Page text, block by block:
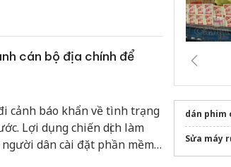
cán bộ địa chính để
cảnh báo khẩn về tình trạng
Lợi dụng chiến dịch làm
dân cài đặt phần mềm
dán phim
Sửa máy